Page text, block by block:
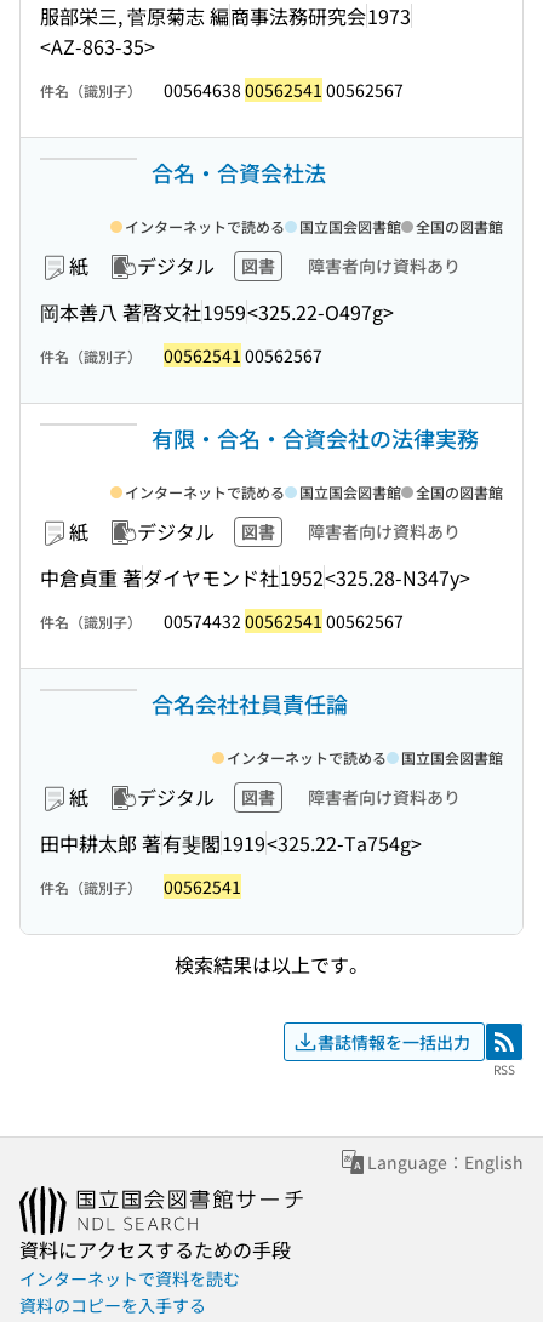
服部栄三, 菅原菊志 編商事法務研究会1973
<AZ-863-35>
件名（識別子） 00564638 00562541 00562567
合名・合資会社法
紙 デジタル 図書 障害者向け資料あり
岡本善八 著啓文社1959<325.22-O497g>
インターネットで読める 国立国会図書館 全国の図書館
件名（識別子） 00562541 00562567
有限・合名・合資会社の法律実務
紙 デジタル 図書 障害者向け資料あり
中倉貞重 著ダイヤモンド社1952<325.28-N347y>
インターネットで読める 国立国会図書館 全国の図書館
件名（識別子） 00574432 00562541 00562567
合名会社社員責任論
紙 デジタル 図書 障害者向け資料あり
田中耕太郎 著有斐閣1919<325.22-Ta754g>
インターネットで読める 国立国会図書館
件名（識別子） 00562541
検索結果は以上です。
書誌情報を一括出力 RSS
RSS
Language：English
資料にアクセスするための手段
インターネットで資料を読む
資料のコピーを入手する